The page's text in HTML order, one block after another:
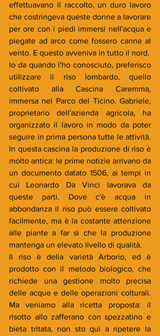
effettuavano il raccolto, un duro lavoro
che costringeva queste donne a lavorare
per ore con i piedi immersi nell'acqua e
piegate ad arco come fossero canne al
Io da quando l'ho conosciuto, preferisco
utilizzare il riso lombardo, quello
coltivato alla Cascina Caremma,
immersa nel Parco del Ticino. Gabriele,
proprietario dell'azienda agricola, ha
organizzato il lavoro in modo da poter
seguire in prima persona tutte le attività.
In questa cascina la produzione di riso è
molto antica: le prime notizie arrivano da
un documento datato 1506, ai tempi in
cui Leonardo Da Vinci lavorava da
queste parti. Dove c'è acqua in
abbondanza il riso può essere coltivato
facilmente, ma è la costante attenzione
alle piante a far sì che la produzione
mantenga un elevato livello di qualità.
Il riso è della varietà Arborio, ed è
prodotto con il metodo biologico, che
richiede una gestione molto precisa
delle acque e delle operazioni colturali.
Ma veniamo alla ricetta proposta: il
risotto allo zafferano con spezzatino e
bieta tritata, non sto qui a ripetere la